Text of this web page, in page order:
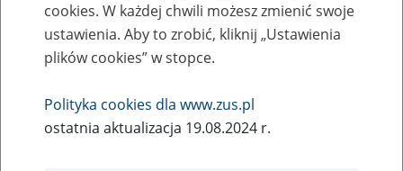
Zaproś ZUS do siebie - zakładanie profili
eZUS w siedzibie Twojej firmy
Rodzaj wydarzenia
Szkolenia
cookies. W każdej chwili możesz zmienić swoje
ustawienia. Aby to zrobić, kliknij „Ustawienia
plików cookies” w stopce.
Polityka cookies dla www.zus.pl
ostatnia aktualizacja 19.08.2024 r.